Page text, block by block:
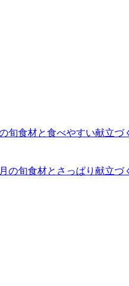
旬食材と食べやすい献立づ
の旬食材とさっぱり献立づ